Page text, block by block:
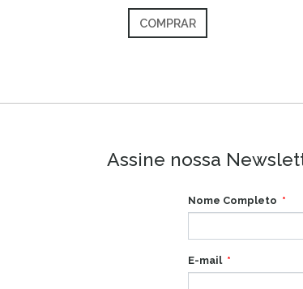
COMPRAR
Assine nossa
Nome Completo
E-mail